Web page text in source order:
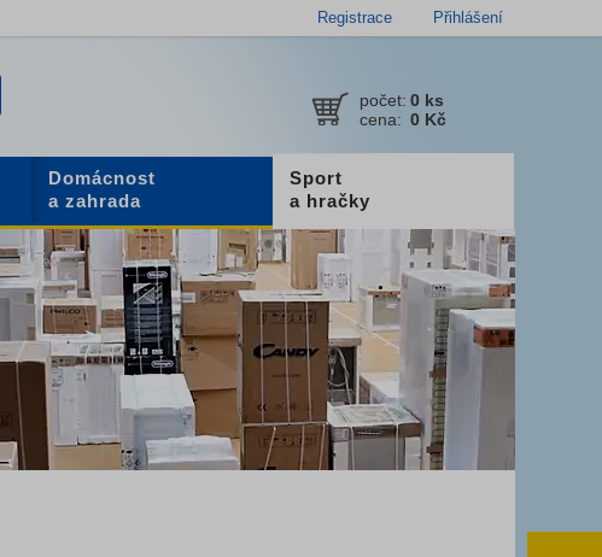
Registrace Přihlášení
počet: 0 ks
cena: 0 Kč
Domácnost
a zahrada
Sport
a hračky